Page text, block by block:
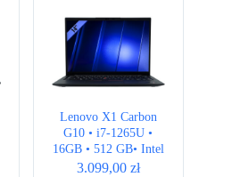
Lenovo X1 Carbon
G10 • i7-1265U •
16GB • 512 GB• Intel
Iris Xe • 14″ Full
3.099,00 zł